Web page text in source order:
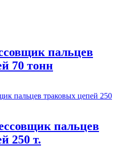
пальцев
70 тонн
пальцев
250 т.